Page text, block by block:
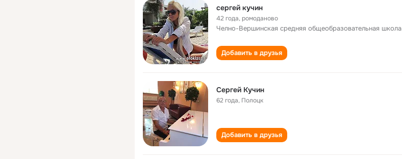
сергей кучин
42 года,ромоданово
Челно-Вершинская средняя общеобразовательная школа
Добавить в друзья
Сергей Кучин
62 года, Полоцк
Добавить в друзья